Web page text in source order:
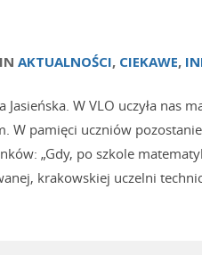
IN AKTUALNOŚCI, CIEKAWE,
W VLO uczyła nas
W pamięci uczniów
„Gdy, po szkole
krakowskiej uczelni